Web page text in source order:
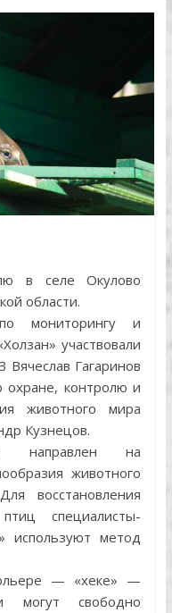
в селе Окулово
области.
мониторингу и
участвовали
Гагаринов
охране, контролю и
животного мира
Кузнецов.
направлен на
животного
восстановления
специалисты-
используют метод
— «хеке» —
могут свободно